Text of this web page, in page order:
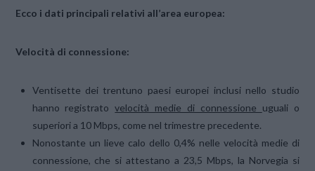
Ecco i dati principali relativi all’area europea:
Velocità di connessione:
Ventisette dei trentuno paesi europei inclusi nello studio
hanno registratovelocità medie di connessione uguali o
superiori a 10 Mbps, come nel trimestre precedente.
Nonostante un lieve calo dello 0,4% nelle velocità medie di
connessione, che si attestano a 23,5 Mbps, la Norvegia si